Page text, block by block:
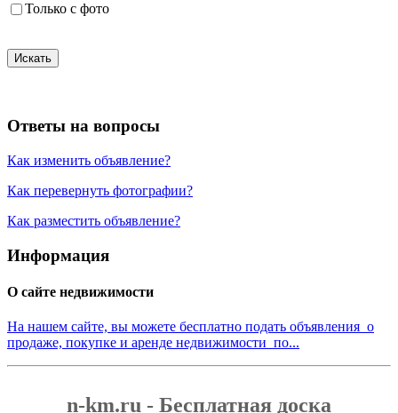
Только с фото
Искать
Ответы на вопросы
Как изменить объявление?
Как перевернуть фотографии?
Как разместить объявление?
Информация
О сайте недвижимости
На нашем сайте, вы можете бесплатно подать объявления о
продаже, покупке и аренде недвижимости по...
n-km.ru - Бесплатная доска